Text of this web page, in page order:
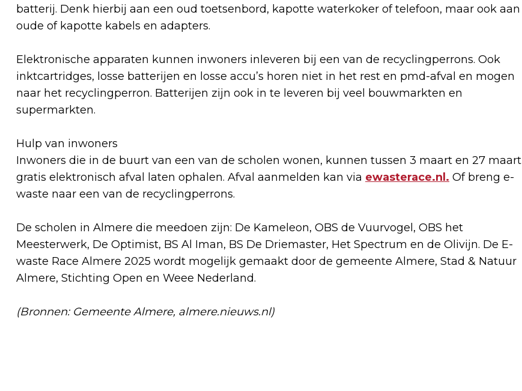
batterij. Denk hierbij aan een oud toetsenbord, kapotte waterkoker of telefoon, maar ook aan
oude of kapotte kabels en adapters.
Elektronische apparaten kunnen inwoners inleveren bij een van de recyclingperrons. Ook
inktcartridges, losse batterijen en losse accu’s horen niet in het rest en pmd-afval en mogen
naar het recyclingperron. Batterijen zijn ook in te leveren bij veel bouwmarkten en
supermarkten.
Hulp van inwoners
Inwoners die in de buurt van een van de scholen wonen, kunnen tussen 3 maart en 27 maart
gratis elektronisch afval laten ophalen. Afval aanmelden kan via ewasterace.nl. Of breng e-
waste naar een van de recyclingperrons.
De scholen in Almere die meedoen zijn: De Kameleon, OBS de Vuurvogel, OBS het
Meesterwerk, De Optimist, BS Al Iman, BS De Driemaster, Het Spectrum en de Olivijn. De E-
waste Race Almere 2025 wordt mogelijk gemaakt door de gemeente Almere, Stad & Natuur
Almere, Stichting Open en Weee Nederland.
(Bronnen: Gemeente Almere, almere.nieuws.nl)